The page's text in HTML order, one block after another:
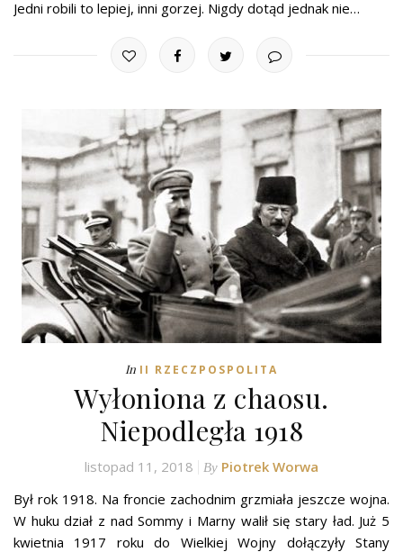
Jedni robili to lepiej, inni gorzej. Nigdy dotąd jednak nie…
In II RZECZPOSPOLITA
Wyłoniona z chaosu.
Niepodległa 1918
listopad 11, 2018 By Piotrek Worwa
Był rok 1918. Na froncie zachodnim grzmiała jeszcze wojna.
W huku dział z nad Sommy i Marny walił się stary ład. Już 5
kwietnia 1917 roku do Wielkiej Wojny dołączyły Stany